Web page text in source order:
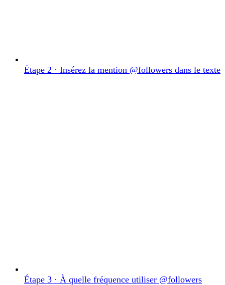
Étape 2 · Insérez la mention @followers dans le texte
Étape 3 · À quelle fréquence utiliser @followers